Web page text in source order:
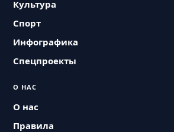
Культура
Спорт
Инфографика
Спецпроекты
О НАС
О нас
Правила